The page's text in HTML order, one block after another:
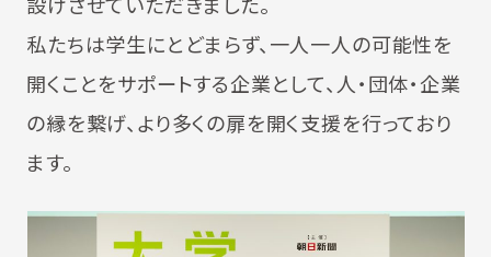
私たちは学生にとどまらず、一人一人の可能性を
開くことをサポートする企業として、人・団体・企業
の縁を繋げ、より多くの扉を開く支援を行っており
ます。